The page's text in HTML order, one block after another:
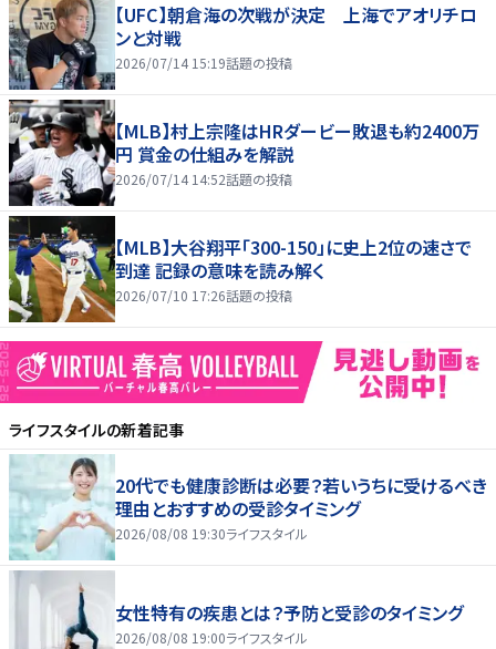
【UFC】朝倉海の次戦が決定 上海でアオリチロ
ンと対戦
2026/07/14 15:19話題の投稿
【MLB】村上宗隆はHRダービー敗退も約2400万
円 賞金の仕組みを解説
2026/07/14 14:52話題の投稿
【MLB】大谷翔平「300-150」に史上2位の速さで
到達 記録の意味を読み解く
2026/07/10 17:26話題の投稿
ライフスタイルの新着記事
20代でも健康診断は必要？若いうちに受けるべき
理由とおすすめの受診タイミング
2026/08/08 19:30ライフスタイル
女性特有の疾患とは？予防と受診のタイミング
2026/08/08 19:00ライフスタイル